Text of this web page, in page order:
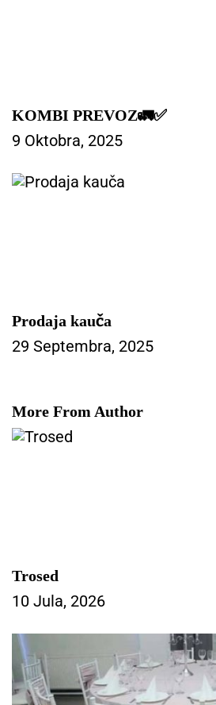
KOMBI PREVOZ🚛✅️
9 Oktobra, 2025
Prodaja kauča
29 Septembra, 2025
More From Author
Trosed
10 Jula, 2026